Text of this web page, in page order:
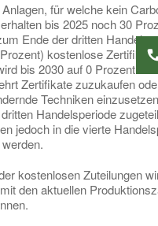
für welche kein
bis 2025 noch 30
Ende der dritten
kostenlose
bis 2030 auf 0 Prozent
Zertifikate zuzukaufen oder
Techniken
Handelsperiode
jedoch in die vierte
kostenlosen Zuteilungen
den aktuellen